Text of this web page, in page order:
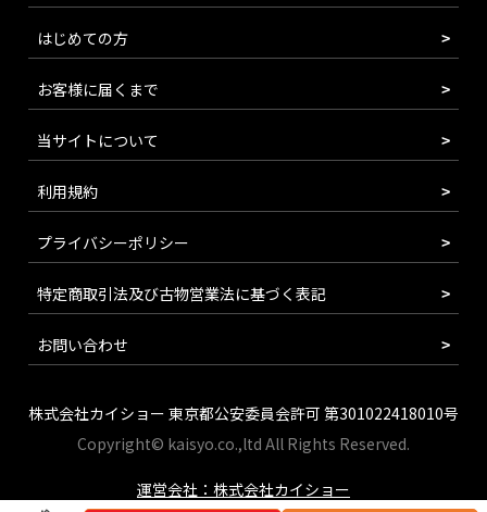
はじめての方
お客様に届くまで
当サイトについて
利用規約
プライバシーポリシー
特定商取引法及び古物営業法に基づく表記
お問い合わせ
株式会社カイショー 東京都公安委員会許可 第301022418010号
Copyright© kaisyo.co.,ltd All Rights Reserved.
運営会社：株式会社カイショー